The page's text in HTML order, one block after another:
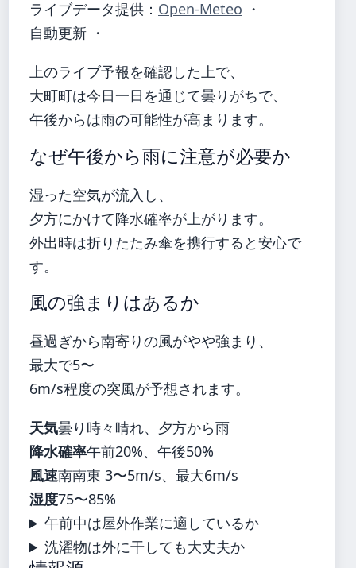
ライブデータ提供： Open-Meteo ・
自動更新 ・
上のライブ予報を確認した上で、
大町町は今日一日を通じて曇りがちで、
午後からは雨の可能性が高まります。
なぜ午後から雨に注意が必要か
湿った空気が流入し、
夕方にかけて降水確率が上がります。
外出時は折りたたみ傘を携行すると安心で
す。
風の強まりはあるか
昼過ぎから南寄りの風がやや強まり、
最大で5〜
6m/s程度の突風が予想されます。
天気曇り時々晴れ、夕方から雨
降水確率午前20%、午後50%
風速南南東 3〜5m/s、最大6m/s
湿度75〜85%
午前中は屋外作業に適しているか
洗濯物は外に干しても大丈夫か